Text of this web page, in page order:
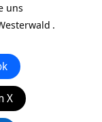
uns
.
X